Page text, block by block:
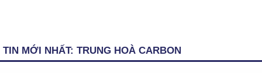
TIN MỚI NHẤT: TRUNG HOÀ CARBON